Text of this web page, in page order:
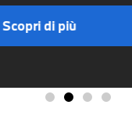
Scopri di più